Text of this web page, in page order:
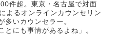
件超。東京・名古屋で対面
よるオンラインカウンセリン
多いカウンセラー。
とにも事情があるよね」。